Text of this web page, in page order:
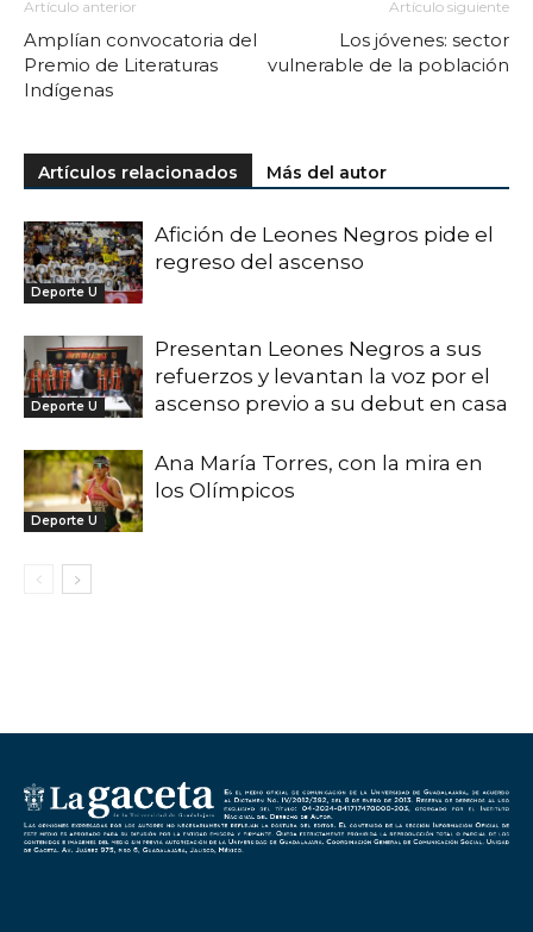
Artículo anterior
Amplían convocatoria del
Premio de Literaturas
Indígenas
Artículo siguiente
Los jóvenes: sector
vulnerable de la población
Artículos relacionados Más del autor
Deporte U
Afición de Leones Negros pide el
regreso del ascenso
Deporte U
Presentan Leones Negros a sus
refuerzos y levantan la voz por el
ascenso previo a su debut en casa
Deporte U
Ana María Torres, con la mira en
los Olímpicos